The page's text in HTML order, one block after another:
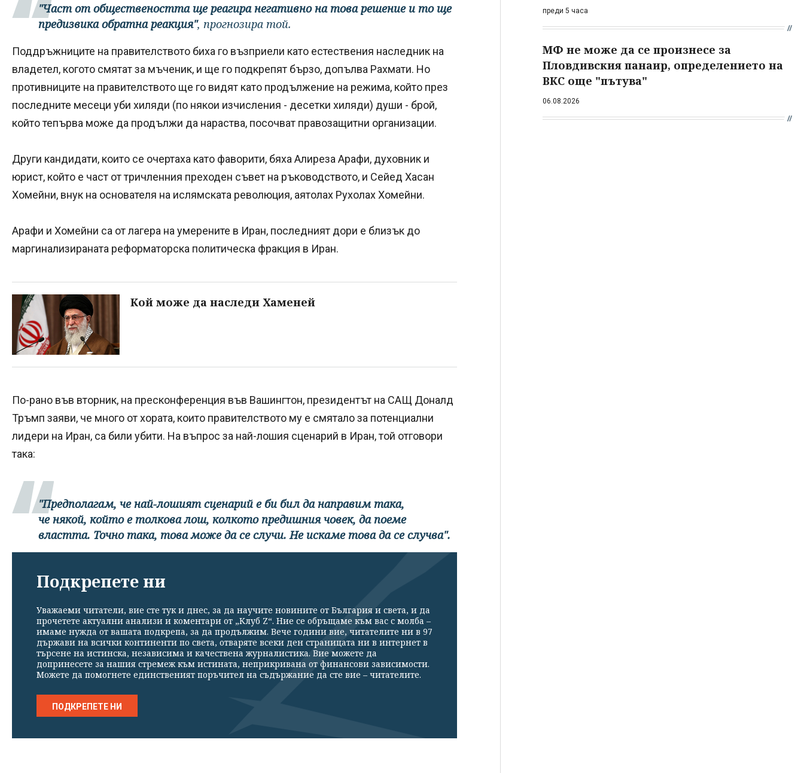
"Част от обществеността ще реагира негативно на това решение и то ще
предизвика обратна реакция", прогнозира той.
Поддръжниците на правителството биха го възприели като естествения наследник на
владетел, когото смятат за мъченик, и ще го подкрепят бързо, допълва Рахмати. Но
противниците на правителството ще го видят като продължение на режима, който през
последните месеци уби хиляди (по някои изчисления - десетки хиляди) души - брой,
който тепърва може да продължи да нараства, посочват правозащитни организации.
Други кандидати, които се очертаха като фаворити, бяха Алиреза Арафи, духовник и
юрист, който е част от тричленния преходен съвет на ръководството, и Сейед Хасан
Хомейни, внук на основателя на ислямската революция, аятолах Рухолах Хомейни.
Арафи и Хомейни са от лагера на умерените в Иран, последният дори е близък до
маргинализираната реформаторска политическа фракция в Иран.
Кой може да наследи Хаменей
По-рано във вторник, на пресконференция във Вашингтон, президентът на САЩ Доналд
Тръмп заяви, че много от хората, които правителството му е смятало за потенциални
лидери на Иран, са били убити. На въпрос за най-лошия сценарий в Иран, той отговори
така:
"Предполагам, че най-лошият сценарий е би бил да направим така,
че някой, който е толкова лош, колкото предишния човек, да поеме
властта. Точно така, това може да се случи. Не искаме това да се случва".
Подкрепете ни
Уважаеми читатели, вие сте тук и днес, за да научите новините от България и света, и да
прочетете актуални анализи и коментари от „Клуб Z“. Ние се обръщаме към вас с молба –
имаме нужда от вашата подкрепа, за да продължим. Вече години вие, читателите ни в 97
държави на всички континенти по света, отваряте всеки ден страницата ни в интернет в
търсене на истинска, независима и качествена журналистика. Вие можете да
допринесете за нашия стремеж към истината, неприкривана от финансови зависимости.
Можете да помогнете единственият поръчител на съдържание да сте вие – читателите.
ПОДКРЕПЕТЕ НИ
преди 5 часа
МФ не може да се произнесе за
Пловдивския панаир, определението на
ВКС още "пътува"
06.08.2026